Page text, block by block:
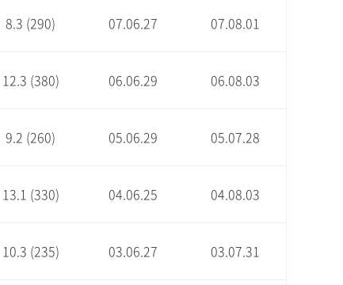
8.3 (290) 07.06.27 07.08.01
12.3 (380) 06.06.29 06.08.03
9.2 (260) 05.06.29 05.07.28
13.1 (330) 04.06.25 04.08.03
10.3 (235) 03.06.27 03.07.31